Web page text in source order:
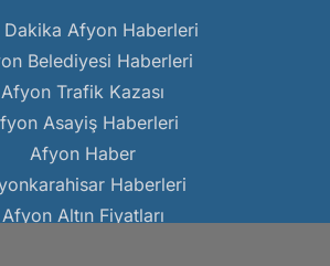
Dakika Afyon Haberleri
Belediyesi Haberleri
Afyon Trafik Kazası
Asayiş Haberleri
Afyon Haber
Haberleri
Afyon Altın Fiyatları